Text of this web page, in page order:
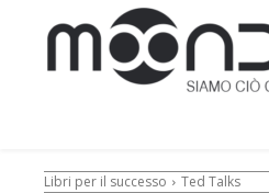
Libri per il successo Ted Talks